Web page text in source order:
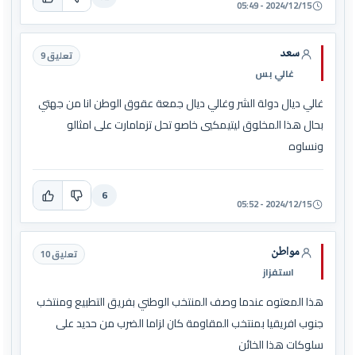
2024/12/15 - 05:49
سعد
غالي بس
تعليق 9
غالي ديال دولة الشر وغالي ديال جمعة عقوق الوطن انا من جهتي
بحال هذا المخلوق ليتيمكيي خاصو تحل تزمامارت على امثالو
ونساوه
2024/12/15 - 05:52
6
مواطن
استفزاز
تعليق 10
هذا المعتوه عندما وصف المنتخب الوطني بفريق التطبيع ومنتخب
جنوب افريقيا بمنتخب المقاومة كان لزاما الضرب من حديد على
سلوكات هذا الخائن